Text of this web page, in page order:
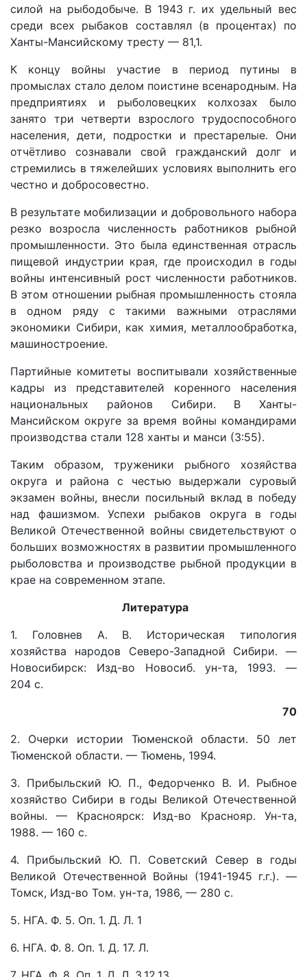
силой на рыбодобыче. В 1943 г. их удельный вес
среди всех рыбаков составлял (в процентах) по
Ханты-Мансийскому тресту — 81,1.
К концу войны участие в период путины в
промыслах стало делом поистине всенародным. На
предприятиях и рыболовецких колхозах было
занято три четверти взрослого трудоспособного
населения, дети, подростки и престарелые. Они
отчётливо сознавали свой гражданский долг и
стремились в тяжелейших условиях выполнить его
честно и добросовестно.
В результате мобилизации и добровольного набора
резко возросла численность работников рыбной
промышленности. Это была единственная отрасль
пищевой индустрии края, где происходил в годы
войны интенсивный рост численности работников.
В этом отношении рыбная промышленность стояла
в одном ряду с такими важными отраслями
экономики Сибири, как химия, металлообработка,
машиностроение.
Партийные комитеты воспитывали хозяйственные
кадры из представителей коренного населения
национальных районов Сибири. В Ханты-
Мансийском округе за время войны командирами
производства стали 128 ханты и манси (3:55).
Таким образом, труженики рыбного хозяйства
округа и района с честью выдержали суровый
экзамен войны, внесли посильный вклад в победу
над фашизмом. Успехи рыбаков округа в годы
Великой Отечественной войны свидетельствуют о
больших возможностях в развитии промышленного
рыболовства и производстве рыбной продукции в
крае на современном этапе.
Литература
1. Головнев А. В. Историческая типология
хозяйства народов Северо-Западной Сибири. —
Новосибирск: Изд-во Новосиб. ун-та, 1993. —
204 с.
70
2. Очерки истории Тюменской области. 50 лет
Тюменской области. — Тюмень, 1994.
3. Прибыльский Ю. П., Федорченко В. И. Рыбное
хозяйство Сибири в годы Великой Отечественной
войны. — Красноярск: Изд-во Краснояр. Ун-та,
1988. — 160 с.
4. Прибыльский Ю. П. Советский Север в годы
Великой Отечественной Войны (1941-1945 г.г.). —
Томск, Изд-во Том. ун-та, 1986, — 280 с.
5. НГА. Ф. 5. Оп. 1. Д. Л. 1
6. НГА. Ф. 8. Оп. 1. Д. 17. Л.